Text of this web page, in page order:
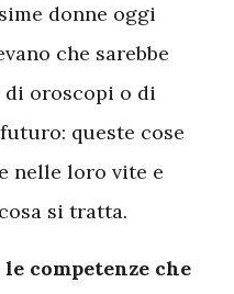
donne oggi
che sarebbe
di oroscopi o di
queste cose
nelle loro vite e
si tratta.
competenze che